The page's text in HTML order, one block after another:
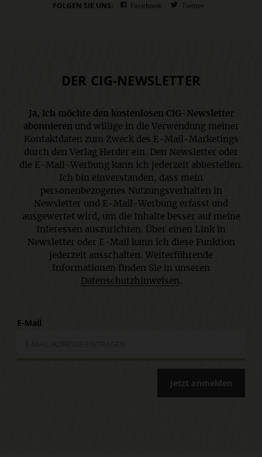
FOLGEN SIE UNS: Facebook Twitter
DER CIG-NEWSLETTER
Ja, ich möchte den kostenlosen CiG-Newsletter
abonnierenund willige in die Verwendung meiner
Kontaktdaten zum Zweck des E-Mail-Marketings
durch den Verlag Herder ein. Den Newsletter oder
die E-Mail-Werbung kann ich jederzeit abbestellen.
Ich bin einverstanden, dass mein
personenbezogenes Nutzungsverhalten in
Newsletter und E-Mail-Werbung erfasst und
ausgewertet wird, um die Inhalte besser auf meine
Interessen auszurichten. Über einen Link in
Newsletter oder E-Mail kann ich diese Funktion
jederzeit ausschalten. Weiterführende
Informationen finden Sie in unseren
Datenschutzhinweisen.
E-Mail
Jetzt anmelden